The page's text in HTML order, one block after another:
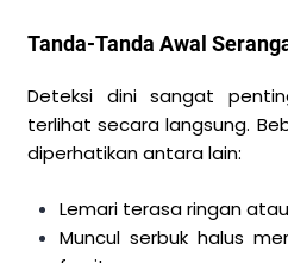
Tanda-Tanda Awal
Deteksi dini sangat
terlihat secara langsung.
diperhatikan antara lain:
Lemari terasa ringan
Muncul serbuk halus